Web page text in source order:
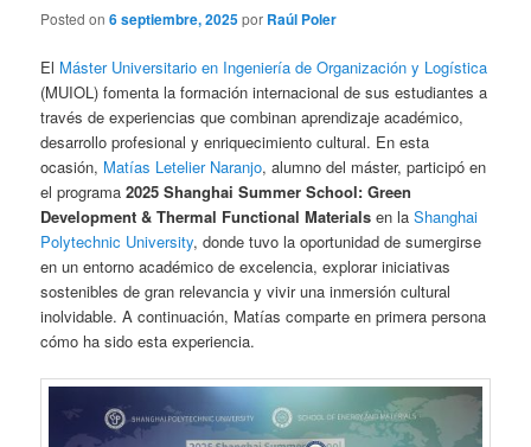
Posted on6 septiembre, 2025por Raúl Poler
El Máster Universitario en Ingeniería de Organización y Logística
(MUIOL) fomenta la formación internacional de sus estudiantes a
través de experiencias que combinan aprendizaje académico,
desarrollo profesional y enriquecimiento cultural. En esta
ocasión, Matías Letelier Naranjo, alumno del máster, participó en
el programa2025 Shanghai Summer School: Green
Development & Thermal Functional Materials en laShanghai
Polytechnic University, donde tuvo la oportunidad de sumergirse
en un entorno académico de excelencia, explorar iniciativas
sostenibles de gran relevancia y vivir una inmersión cultural
inolvidable. A continuación, Matías comparte en primera persona
cómo ha sido esta experiencia.